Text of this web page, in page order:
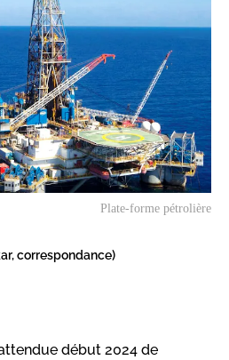
Plate-forme pétrolière
correspondance)
début 2024 de